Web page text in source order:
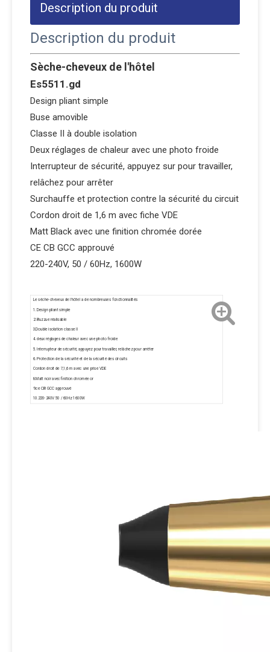
Description du produit
Description du produit
Sèche-cheveux de l'hôtel
Es5511.gd
Design pliant simple
Buse amovible
Classe II à double isolation
Deux réglages de chaleur avec une photo froide
Interrupteur de sécurité, appuyez sur pour travailler,
relâchez pour arrêter
Surchauffe et protection contre la sécurité du circuit
Cordon droit de 1,6 m avec fiche VDE
Matt Black avec une finition chromée dorée
CE CB GCC approuvé
220-240V, 50 / 60Hz, 1600W
Le sèche-cheveux de l'hôtel a de nombreuses fonctionnalités
1. Design pliant simple
2. Buzzue réalisable
3.Double isolation classe II
4. deux réglages de chaleur avec une photo froide
5. Interrupteur de sécurité, appuyez pour travailler, relâchez pour arrêter
6. Protection de la sécurité et de la sécurité des circuits
Cordon droit de 7,1,6 m avec une prise VDE
8.Matt noir avec finition chromée or
9.ce CB GCC approuvé
10.220-240V 50 / 60Hz 1600W